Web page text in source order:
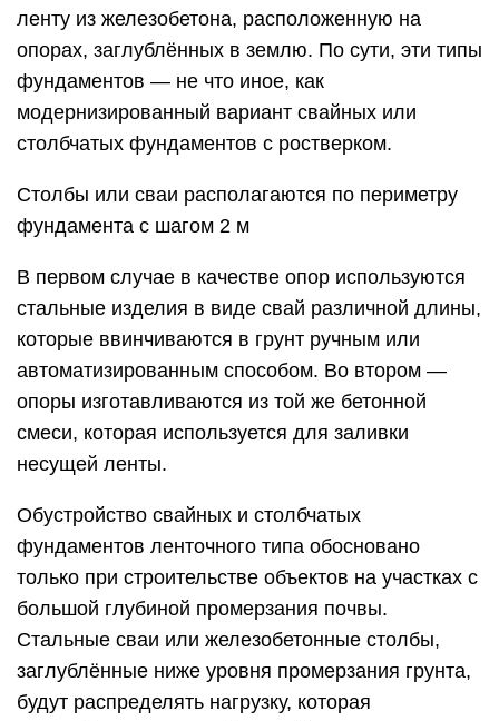
ленту из железобетона, расположенную на
опорах, заглублённых в землю. По сути, эти типы
фундаментов — не что иное, как
модернизированный вариант свайных или
столбчатых фундаментов с ростверком.
Столбы или сваи располагаются по периметру
фундамента с шагом 2 м
В первом случае в качестве опор используются
стальные изделия в виде свай различной длины,
которые ввинчиваются в грунт ручным или
автоматизированным способом. Во втором —
опоры изготавливаются из той же бетонной
смеси, которая используется для заливки
несущей ленты.
Обустройство свайных и столбчатых
фундаментов ленточного типа обосновано
только при строительстве объектов на участках с
большой глубиной промерзания почвы.
Стальные сваи или железобетонные столбы,
заглублённые ниже уровня промерзания грунта,
будут распределять нагрузку, которая